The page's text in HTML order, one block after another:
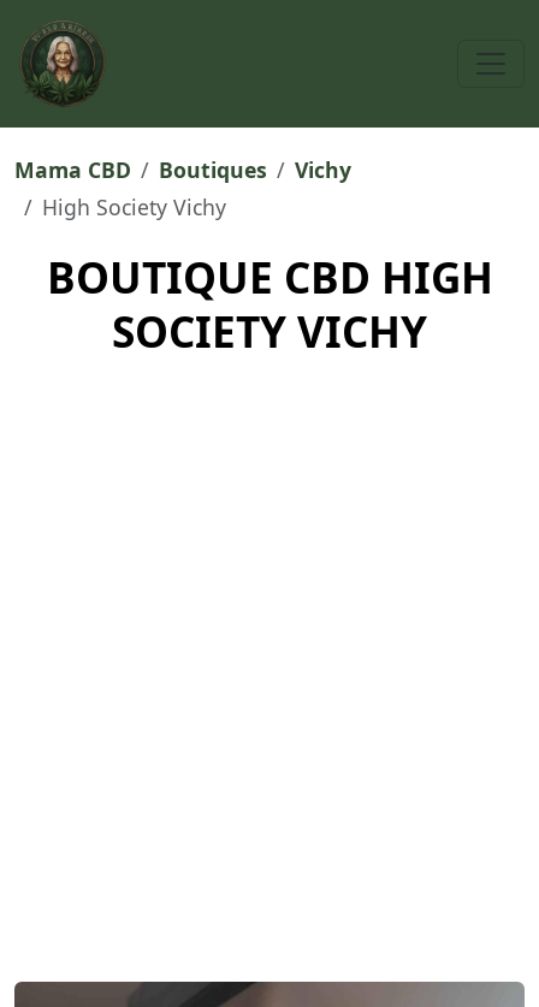
Mama CBD Boutiques
Vichy
High Society Vichy
BOUTIQUE CBD HIGH
SOCIETY VICHY